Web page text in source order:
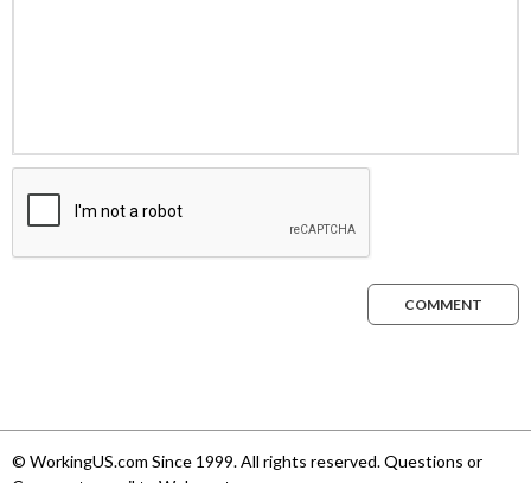
COMMENT
© WorkingUS.com Since 1999. All rights reserved. Questions or